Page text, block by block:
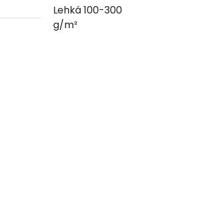
Lehká 100-300
g/m²